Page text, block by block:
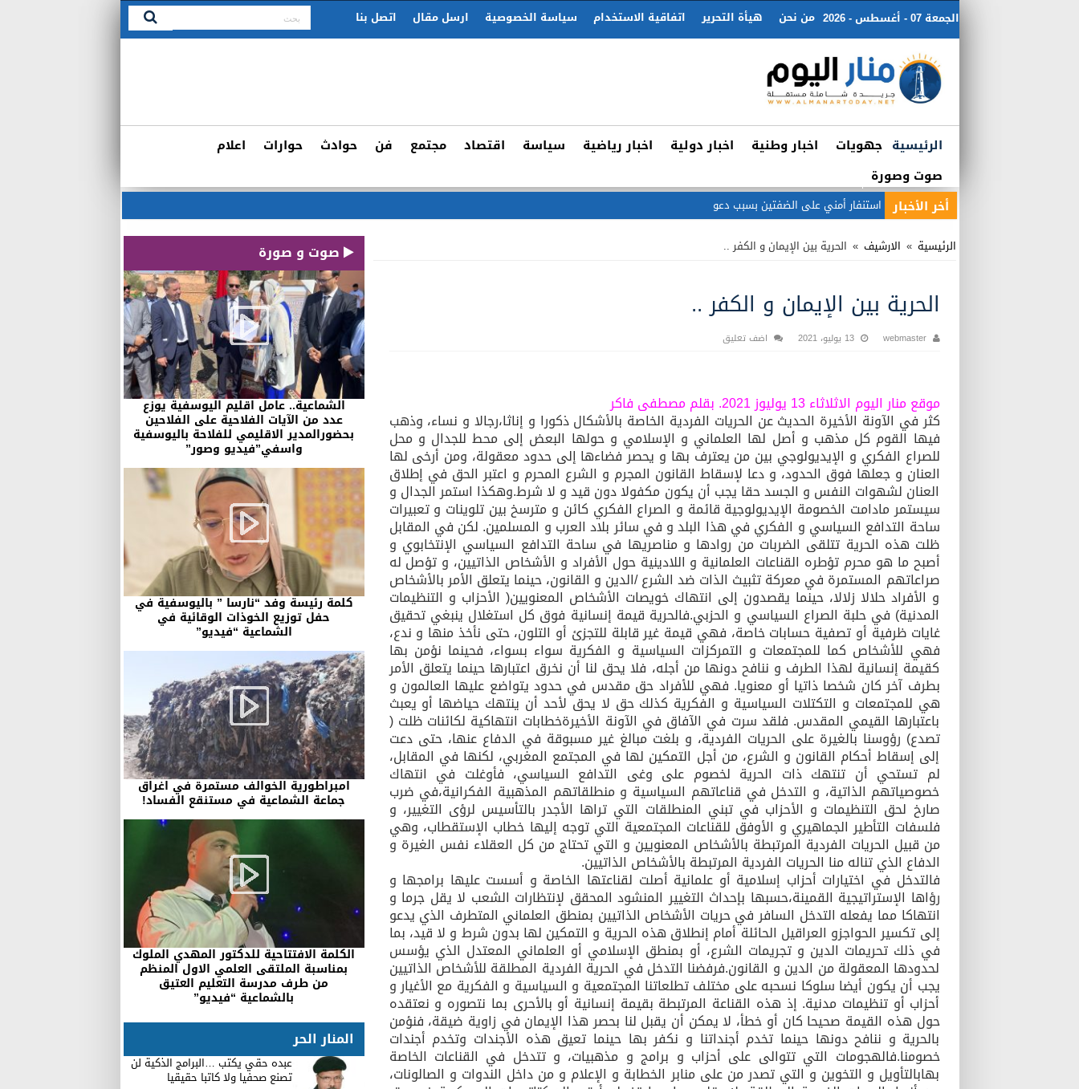
الجمعة 07 - أغسطس - 2026 من نحن هيأة التحرير اتفاقية الاستخدام سياسة الخصوصية ارسل مقال اتصل بنا
الرئيسية جهويات اخبار وطنية اخبار دولية اخبار رياضية سياسة اقتصاد مجتمع فن حوادث حوارات
اعلام
صوت وصورة
أخر الأخبار استنفار أمني على الضفتين بسبب دعوات رقمية مجهولة لإقتحا
صوت و صورة
الشماعية.. عامل اقليم اليوسفية يوزع
عدد من الآيات الفلاحية على الفلاحين
بحضورالمدير الاقليمي للفلاحة باليوسفية
واسفي”فيديو وصور”
كلمة رئيسة وفد “نارسا ” باليوسفية في
حفل توزيع الخوذات الوقائية في
الشماعية “فيديو”
امبراطورية الخوالف مستمرة في اغراق
جماعة الشماعية في مستنقع الفساد!
الكلمة الافتتاحية للدكتور المهدي الملوك
بمناسبة الملتقى العلمي الاول المنظم
من طرف مدرسة التعليم العتيق
بالشماعية “فيديو”
المنار الحر
عبده حقي يكتب …البرامج الذكية لن
تصنع صحفيا ولا كاتبا حقيقيا
الرئيسية » الارشيف » الحرية بين الإيمان و الكفر ..
الحرية بين الإيمان و الكفر ..
webmaster 13 يوليو، 2021 اضف تعليق
موقع منار اليوم الاثلاثاء 13 يوليوز 2021. بقلم مصطفى فاكر
كثر في الآونة الأخيرة الحديث عن الحريات الفردية الخاصة بالأشكال ذكورا و إناثا،رجالا و نساء، وذهب
فيها القوم كل مذهب و أصل لها العلماني و الإسلامي و حولها البعض إلى محط للجدال و محل
للصراع الفكري و الإيديولوجي بين من يعترف بها و يحصر فضاءها إلى حدود معقولة، ومن أرخى لها
العنان و جعلها فوق الحدود، و دعا لإسقاط القانون المجرم و الشرع المحرم و اعتبر الحق في إطلاق
العنان لشهوات النفس و الجسد حقا يجب أن يكون مكفولا دون قيد و لا شرط.وهكذا استمر الجدال و
سيستمر مادامت الخصومة الإيديولوجية قائمة و الصراع الفكري كائن و مترسخ بين تلوينات و تعبيرات
ساحة التدافع السياسي و الفكري في هذا البلد و في سائر بلاد العرب و المسلمين. لكن في المقابل
ظلت هذه الحرية تتلقى الضربات من روادها و مناصريها في ساحة التدافع السياسي الإنتخابوي و
أصبح ما هو محرم تؤطره القناعات العلمانية و اللادينية حول الأفراد و الأشخاص الذاتيين، و تؤصل له
صراعاتهم المستمرة في معركة تثبيث الذات ضد الشرع /الدين و القانون، حينما يتعلق الأمر بالأشخاص
و الأفراد حلالا زلالا، حينما يقصدون إلى انتهاك خويصات الأشخاص المعنويين( الأحزاب و التنظيمات
المدنية) في حلبة الصراع السياسي و الحزبي.فالحرية قيمة إنسانية فوق كل استغلال ينبغي تحقيق
غايات ظرفية أو تصفية حسابات خاصة، فهي قيمة غير قابلة للتجزئ أو التلون، حتى نأخذ منها و ندع،
فهي للأشخاص كما للمجتمعات و التمركزات السياسية و الفكرية سواء بسواء، فحينما نؤمن بها
كقيمة إنسانية لهذا الطرف و ننافح دونها من أجله، فلا يحق لنا أن نخرق اعتبارها حينما يتعلق الأمر
بطرف آخر كان شخصا ذاتيا أو معنويا. فهي للأفراد حق مقدس في حدود يتواضع عليها العالمون و
هي للمجتمعات و التكتلات السياسية و الفكرية كذلك حق لا يحق لأحد أن ينتهك حياضها أو يعبث
باعتبارها القيمي المقدس. فلقد سرت في الآفاق في الآونة الأخيرةخطابات انتهاكية لكائنات ظلت (
تصدع) رؤوسنا بالغيرة على الحريات الفردية، و بلغت مبالغ غير مسبوقة في الدفاع عنها، حتى دعت
إلى إسقاط أحكام القانون و الشرع، من أجل التمكين لها في المجتمع المغربي، لكنها في المقابل،
لم تستحي أن تنتهك ذات الحرية لخصوم على وغى التدافع السياسي، فأوغلت في انتهاك
خصوصياتهم الذاتية، و التدخل في قناعاتهم السياسية و منطلقاتهم المذهبية الفكرانية،في ضرب
صارخ لحق التنظيمات و الأحزاب في تبني المنطلقات التي تراها الأجدر بالتأسيس لرؤى التغيير، و
فلسفات التأطير الجماهيري و الأوفق للقناعات المجتمعية التي توجه إليها خطاب الإستقطاب، وهي
من قبيل الحريات الفردية المرتبطة بالأشخاص المعنويين و التي تحتاج من كل العقلاء نفس الغيرة و
الدفاع الذي تناله منا الحريات الفردية المرتبطة بالأشخاص الذاتيين.
فالتدخل في اختيارات أحزاب إسلامية أو علمانية أصلت لقناعتها الخاصة و أسست عليها برامجها و
رؤاها الإستراتيجية القمينة،حسبها بإحداث التغيير المنشود المحقق لإنتظارات الشعب لا يقل جرما و
انتهاكا مما يفعله التدخل السافر في حريات الأشخاص الذاتيين بمنطق العلماني المتطرف الذي يدعو
إلى تكسير الحواجزو العراقيل الحائلة أمام إنطلاق هذه الحرية و التمكين لها بدون شرط و لا قيد، بما
في ذلك تحريمات الدين و تجريمات الشرع، أو بمنطق الإسلامي أو العلماني المعتدل الذي يؤسس
لحدودها المعقولة من الدين و القانون.فرفضنا التدخل في الحرية الفردية المطلقة للأشخاص الذاتيين
يجب أن يكون أيضا سلوكا نسحبه على مختلف تطلعاتنا المجتمعية و السياسية و الفكرية مع الأغيار و
أحزاب أو تنظيمات مدنية. إذ هذه القناعة المرتبطة بقيمة إنسانية أو بالأحرى بما نتصوره و نعتقده
حول هذه القيمة صحيحا كان أو خطأ، لا يمكن أن يقبل لنا بحصر هذا الإيمان في زاوية ضيقة، فنؤمن
بالحرية و ننافح دونها حينما تخدم أجنداتنا و نكفر بها حينما تعيق هذه الأجندات وتخدم أجندات
خصومنا.فالهجومات التي تتوالى على أحزاب و برامج و مذهبيات، و تتدخل في القناعات الخاصة
بهابالتأويل و التخوين و التي تصدر من على منابر الخطابة و الإعلام و من داخل الندوات و الصالونات،